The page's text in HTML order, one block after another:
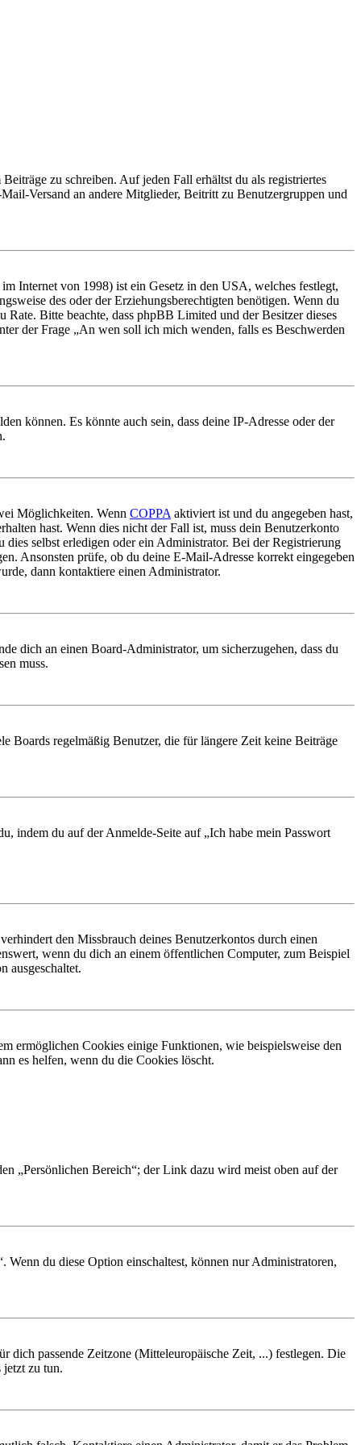
zu schreiben. Auf jeden Fall erhältst du als registriertes
Versand an andere Mitglieder, Beitritt zu Benutzergruppen und
Internet von 1998) ist ein Gesetz in den USA, welches festlegt,
des oder der Erziehungsberechtigten benötigen. Wenn du
Bitte beachte, dass phpBB Limited und der Besitzer dieses
der Frage „An wen soll ich mich wenden, falls es Beschwerden
können. Es könnte auch sein, dass deine IP-Adresse oder der
Möglichkeiten. Wenn COPPA aktiviert ist und du angegeben hast,
hast. Wenn dies nicht der Fall ist, muss dein Benutzerkonto
selbst erledigen oder ein Administrator. Bei der Registrierung
Ansonsten prüfe, ob du deine E-Mail-Adresse korrekt eingegeben
dann kontaktiere einen Administrator.
dich an einen Board-Administrator, um sicherzugehen, dass du
muss.
Boards regelmäßig Benutzer, die für längere Zeit keine Beiträge
indem du auf der Anmelde-Seite auf „Ich habe mein Passwort
den Missbrauch deines Benutzerkontos durch einen
wenn du dich an einem öffentlichen Computer, zum Beispiel
ausgeschaltet.
ermöglichen Cookies einige Funktionen, wie beispielsweise den
es helfen, wenn du die Cookies löscht.
„Persönlichen Bereich“; der Link dazu wird meist oben auf der
du diese Option einschaltest, können nur Administratoren,
dich passende Zeitzone (Mitteleuropäische Zeit, ...) festlegen. Die
jetzt zu tun.